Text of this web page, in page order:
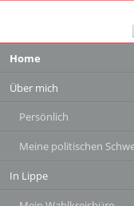
überspringen
Home
Über mich
Persönlich
Meine politischen
In Lippe